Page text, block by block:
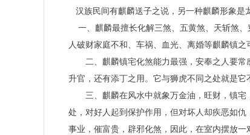
汉族民间有麒麟送子之说，另一种麒麟形象是
一、麒麟最擅长化解三煞、五黄煞、天斩煞、
人破财家庭不和、车祸、血光、离婚等麒麟镇
二、麒麟镇宅化煞能力最强，安奉之人要常
升官，还有添丁之用。它与狮虎不同之处就是它
三、麒麟在风水中就象万金油，旺财，镇宅
处，对好人起到保护作用，但对坏人却疾恶如
事业，催富贵，辟邪化煞，因此，在室内摆放一